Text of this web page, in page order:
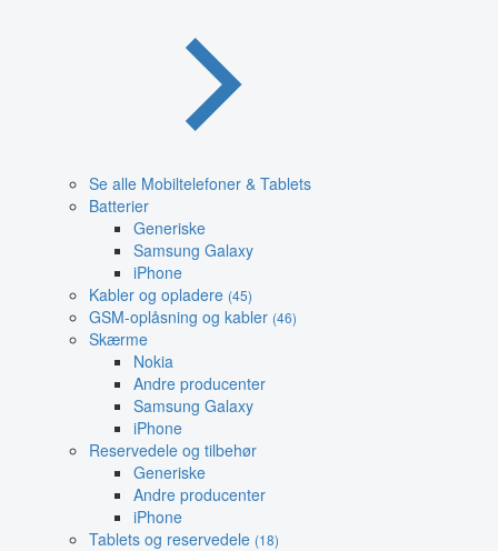
Se alle Mobiltelefoner & Tablets
Batterier
Generiske
Samsung Galaxy
iPhone
Kabler og opladere (45)
GSM-oplåsning og kabler (46)
Skærme
Nokia
Andre producenter
Samsung Galaxy
iPhone
Reservedele og tilbehør
Generiske
Andre producenter
iPhone
Tablets og reservedele (18)